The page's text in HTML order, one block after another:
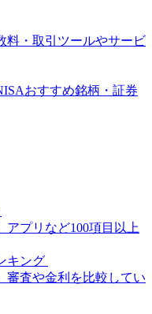
料・取引ツールやサービ
おすすめ銘柄・証券
アプリなど100項目以上
キング
審査や金利を比較してい